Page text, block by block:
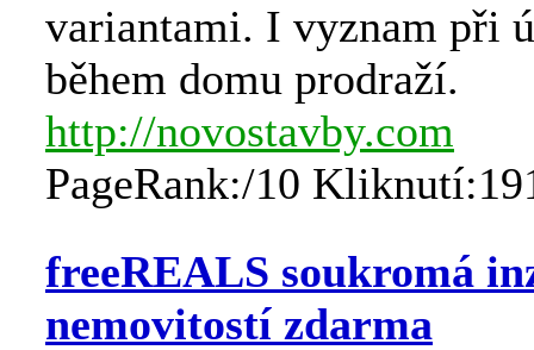
variantami. I vyznam při
během domu prodraží.
http://novostavby.com
PageRank:/10
freeREALS soukromá
nemovitostí zdarma